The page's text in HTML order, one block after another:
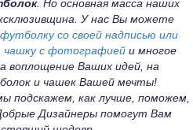
. Но основная масса наших
У нас Вы можете
со своей надписью или
чашку с фотографиейи многое
воплощение Ваших идей, на
и чашек Вашей мечты!
подскажем, как лучше, поможем,
Дизайнеры помогут Вам